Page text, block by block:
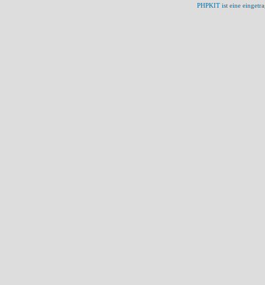
PHPKIT ist eine